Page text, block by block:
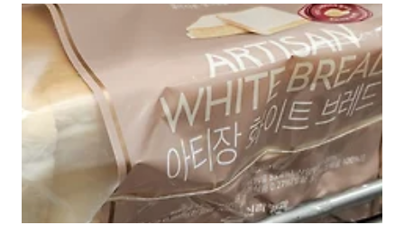
겨있길래 저도 모르게 눈길이 갔어요. 12,490원인데 일반 찰토마
토보다 과육이 훨씬 단단해서 아삭아삭 씹는 맛이 참 좋더라고요.
저는 사 오면 깨끗이 씻어서 물기를 완전히 닦은 다음, 키친타월을
깐 밀폐용기에 꼭지가 아래로 향하게 담아 냉장 보관해요. 이렇게
해두면 쉽게 무르지 않고 마지막 한 알까지 탱탱하게 먹을..